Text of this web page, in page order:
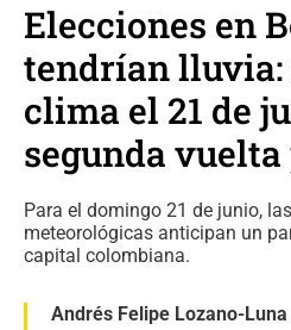
Elecciones en
tendrían lluvia:
clima el 21 de
segunda
Para el domingo 21 de junio,
meteorológicas anticipan un
capital colombiana.
Andrés Felipe Lozano-Luna